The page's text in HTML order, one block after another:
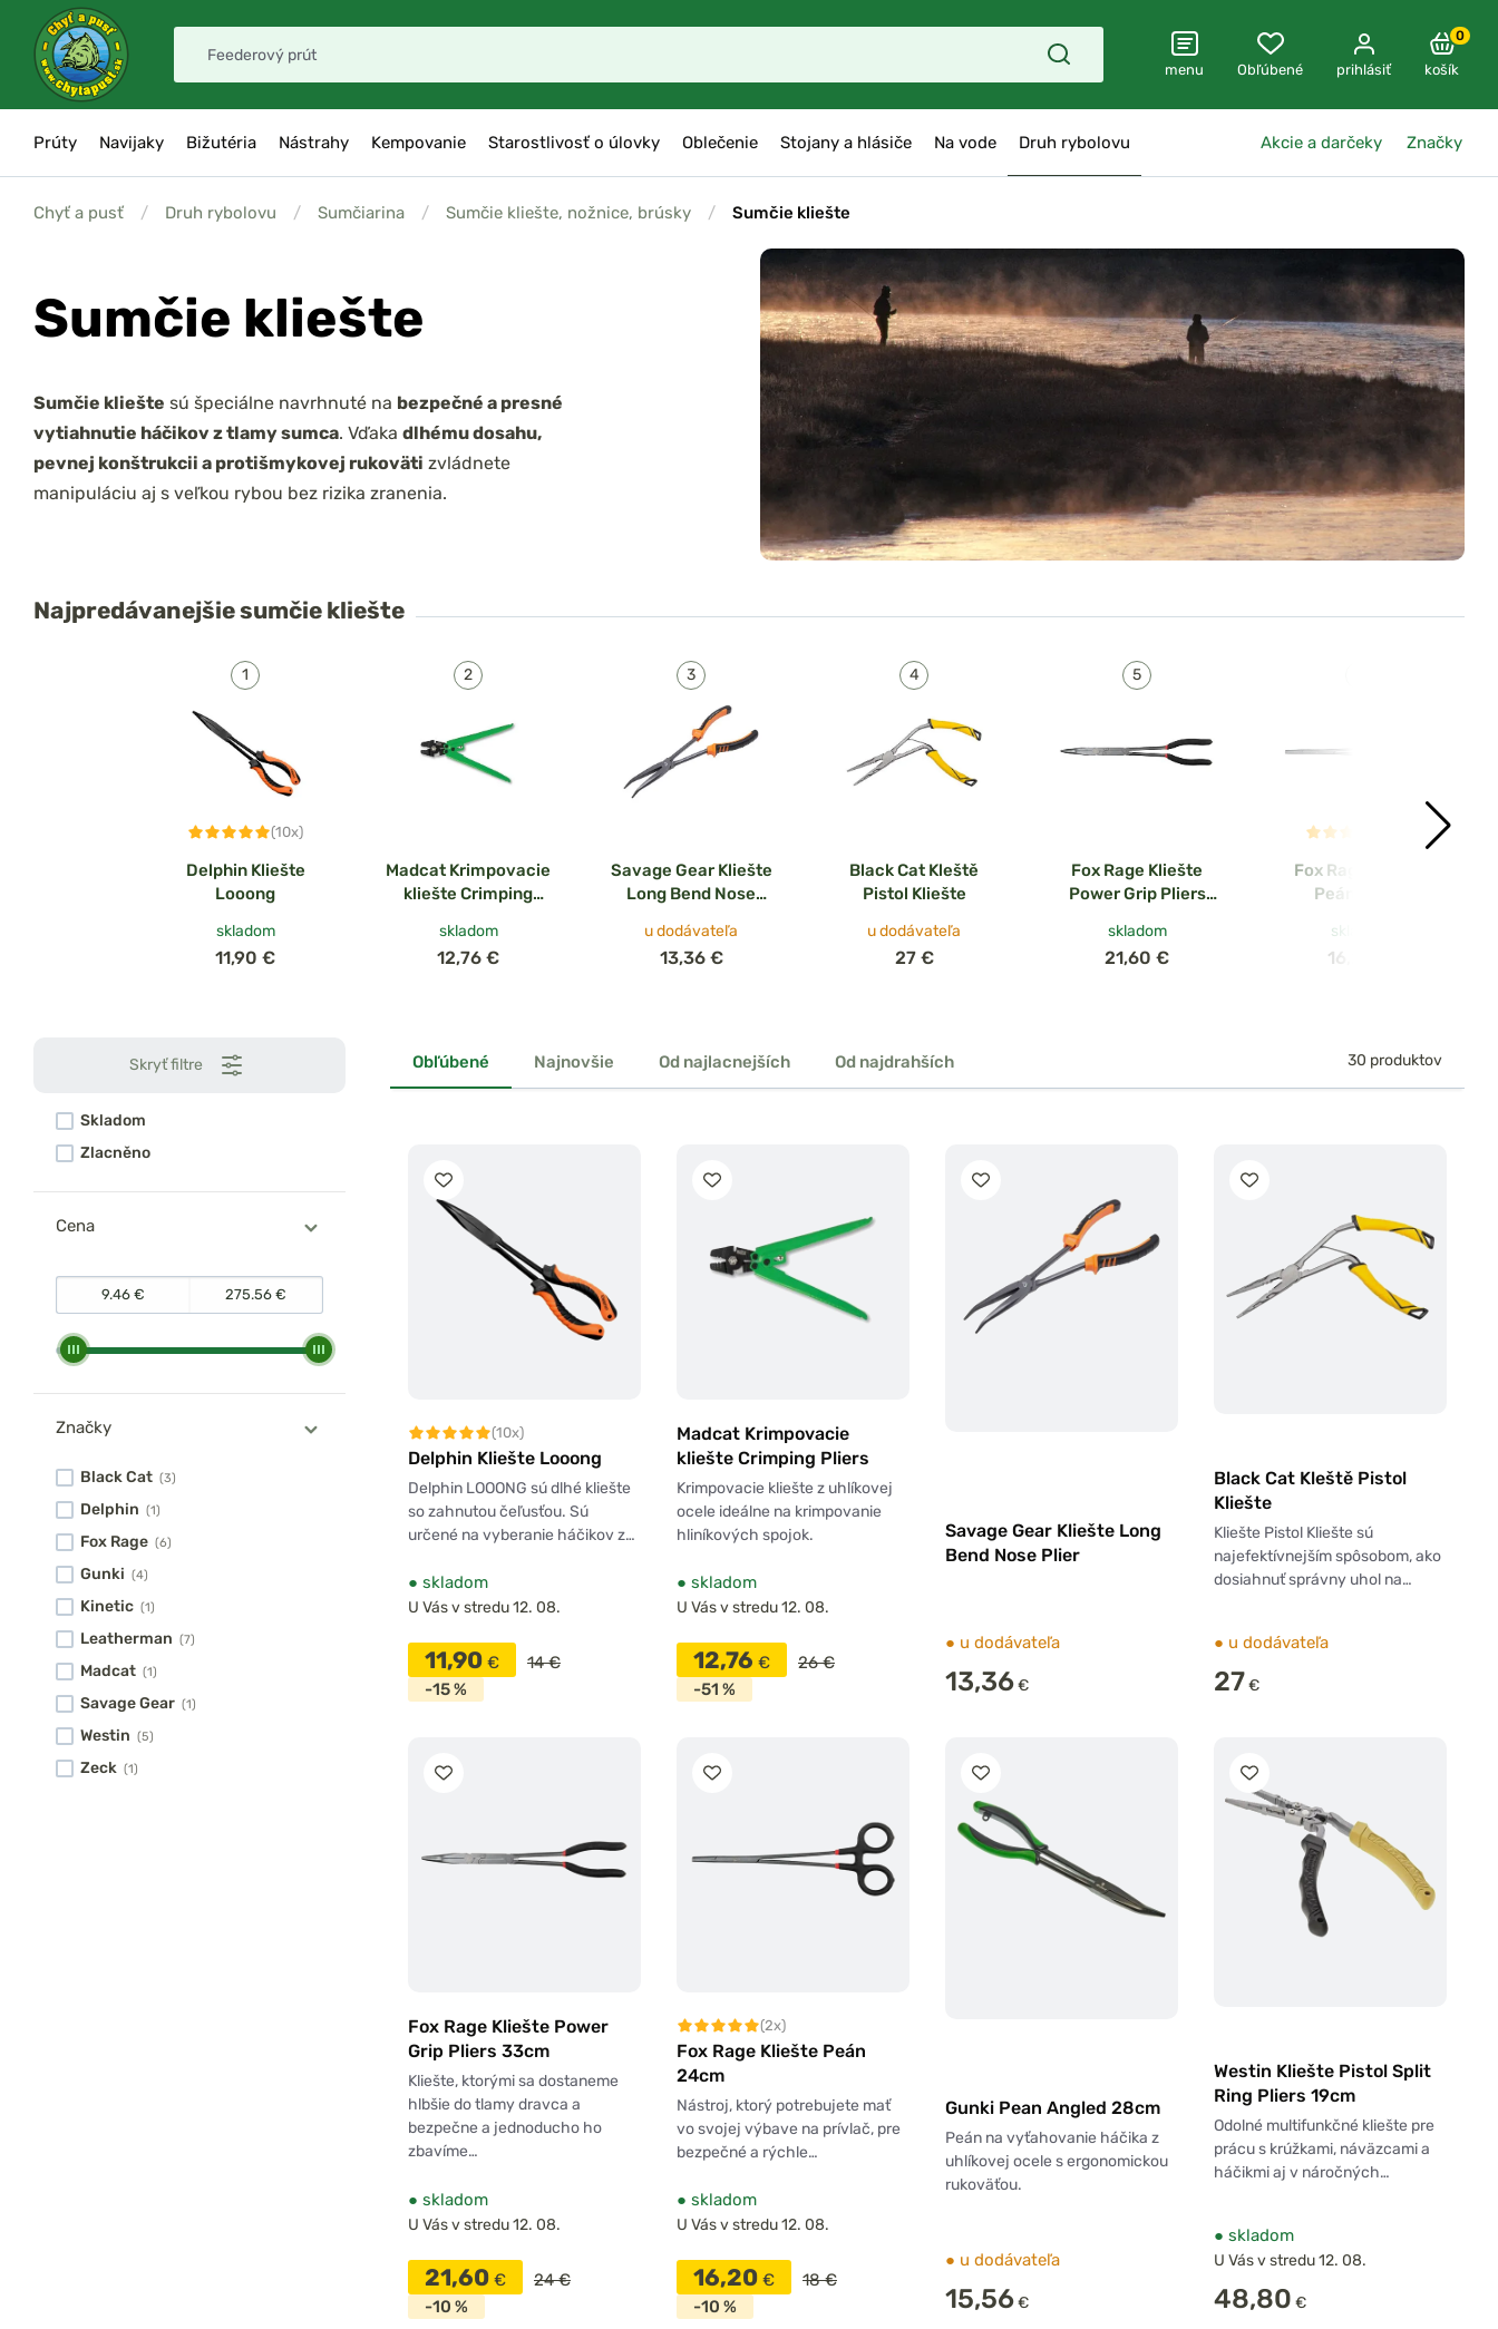
menu Obľúbené prihlásiť
0
košík
Prúty Navijaky Bižutéria Nástrahy Kempovanie Starostlivosť o úlovky Oblečenie Stojany a hlásiče Na vode Druh rybolovu Akcie a darčeky Značky
Chyť a pusť / Druh rybolovu / Sumčiarina / Sumčie kliešte, nožnice, brúsky / Sumčie kliešte
Sumčie kliešte
Sumčie kliešte sú špeciálne navrhnuté na bezpečné a presné
vytiahnutie háčikov z tlamy sumca. Vďaka dlhému dosahu,
pevnej konštrukcii a protišmykovej rukoväti zvládnete
manipuláciu aj s veľkou rybou bez rizika zranenia.
Najpredávanejšiesumčie kliešte
(10x)
Delphin Kliešte
Looong
skladom
11,90 €
Madcat Krimpovacie
kliešte Crimping
skladom
12,76 €
Savage Gear Kliešte
Long Bend Nose
u dodávateľa
13,36 €
Black Cat Kleště
Pistol Kliešte
u dodávateľa
27 €
Fox Rage Kliešte
Power Grip Pliers
skladom
21,60 €
Fox Rage Kliešte
Peán 24cm
skladom
16,20 €
Skryť filtre
Skladom
Zlacněno
Cena
Značky
Black Cat (3)
Delphin (1)
Fox Rage (6)
Gunki (4)
Kinetic (1)
Leatherman (7)
Madcat (1)
Savage Gear (1)
Westin (5)
Zeck (1)
Obľúbené Najnovšie Od najlacnejších Od najdrahších 30 produktov
(10x)
Delphin Kliešte Looong
Delphin LOOONG sú dlhé kliešte
so zahnutou čeľusťou. Sú
určené na vyberanie háčikov z…
● skladom
U Vás v stredu 12. 08.
11,90 €
14 €
-15 %
Madcat Krimpovacie
kliešte Crimping Pliers
Krimpovacie kliešte z uhlíkovej
ocele ideálne na krimpovanie
hliníkových spojok.
● skladom
U Vás v stredu 12. 08.
12,76 €
26 €
-51 %
Savage Gear Kliešte Long
Bend Nose Plier
● u dodávateľa
13,36€
Black Cat Kleště Pistol
Kliešte
Kliešte Pistol Kliešte sú
najefektívnejším spôsobom, ako
dosiahnuť správny uhol na…
● u dodávateľa
27€
Fox Rage Kliešte Power
Grip Pliers 33cm
Kliešte, ktorými sa dostaneme
hlbšie do tlamy dravca a
bezpečne a jednoducho ho
zbavíme…
● skladom
U Vás v stredu 12. 08.
21,60 €
24 €
-10 %
(2x)
Fox Rage Kliešte Peán
24cm
Nástroj, ktorý potrebujete mať
vo svojej výbave na prívlač, pre
bezpečné a rýchle…
● skladom
U Vás v stredu 12. 08.
16,20 €
18 €
-10 %
Gunki Pean Angled 28cm
Peán na vyťahovanie háčika z
uhlíkovej ocele s ergonomickou
rukoväťou.
● u dodávateľa
15,56€
Westin Kliešte Pistol Split
Ring Pliers 19cm
Odolné multifunkčné kliešte pre
prácu s krúžkami, náväzcami a
háčikmi aj v náročných…
● skladom
U Vás v stredu 12. 08.
48,80 €